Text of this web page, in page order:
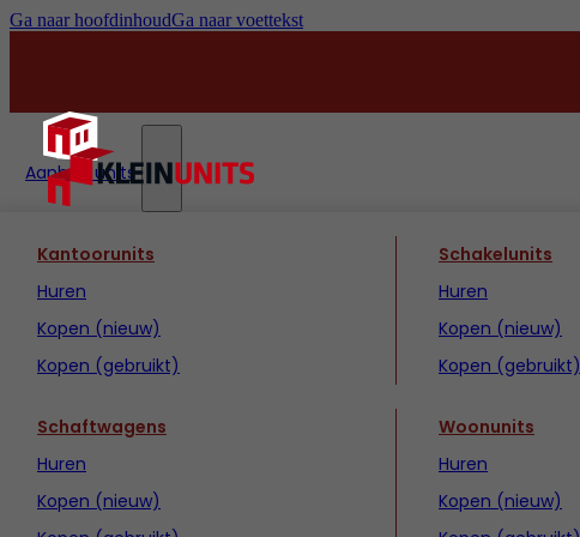
Ga naar hoofdinhoudGa naar voettekst
Aanbod units
Kantoorunits
Huren
Kopen (nieuw)
Kopen (gebruikt)
Schakelunits
Huren
Kopen (nieuw)
Kopen (gebruikt)
Schaftwagens
Huren
Kopen (nieuw)
Woonunits
Huren
Kopen (nieuw)